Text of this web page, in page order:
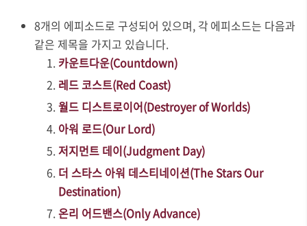
8개의 에피소드로 구성되어 있으며, 각 에피소드는 다음과
같은 제목을 가지고 있습니다.
카운트다운(Countdown)
레드 코스트(Red Coast)
월드 디스트로이어(Destroyer of Worlds)
아워 로드(Our Lord)
저지먼트 데이(Judgment Day)
더 스타스 아워 데스티네이션(The Stars Our
Destination)
온리 어드밴스(Only Advance)